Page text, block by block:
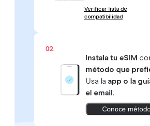
Verificar lista de
compatibilidad
02.
Instala tu eSIM
método que
Usa la app o la
el email.
Conoce